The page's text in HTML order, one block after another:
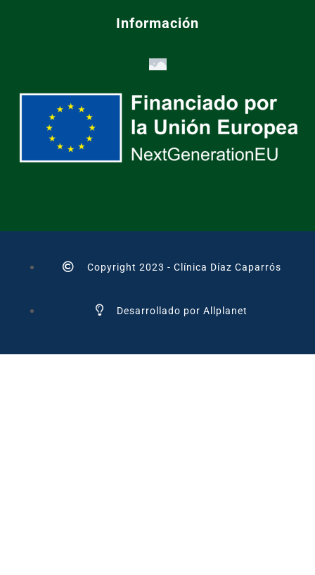
Información
Copyright 2023 - Clínica Díaz Caparrós
Desarrollado por Allplanet